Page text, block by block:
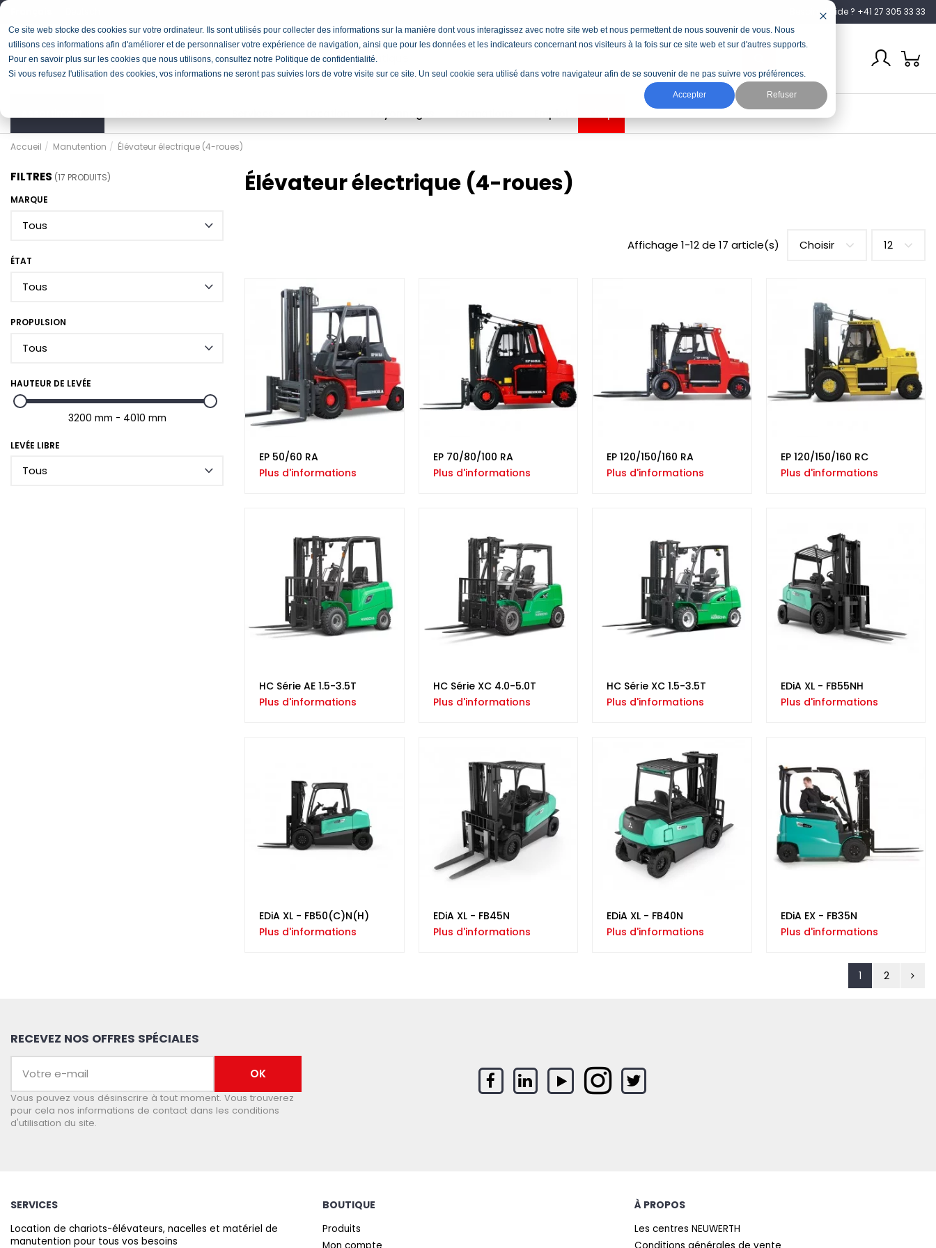
Ce site web stocke des cookies sur votre ordinateur. Ils sont utilisés pour collecter des informations sur la manière dont vous interagissez avec notre site web et nous permettent de nous souvenir de vous. Nous
utilisons ces informations afin d'améliorer et de personnaliser votre expérience de navigation, ainsi que pour les données et les indicateurs concernant nos visiteurs à la fois sur ce site web et sur d'autres supports.
Pour en savoir plus sur les cookies que nous utilisons, consultez notre Politique de confidentialité.
Si vous refusez l'utilisation des cookies, vos informations ne seront pas suivies lors de votre visite sur ce site. Un seul cookie sera utilisé dans votre navigateur afin de se souvenir de ne pas suivre vos préférences.
Accepter Refuser
Besoin d’aide ? +41 27 305 33 33
Accueil Manutention Élévateur électrique (4-roues)
Élévateur électrique (4-roues)
Affichage 1-12 de 17 article(s) Choisir 12
EP 50/60 RA
Plus d'informations
EP 70/80/100 RA
Plus d'informations
EP 120/150/160 RA
Plus d'informations
EP 120/150/160 RC
Plus d'informations
HC Série AE 1.5-3.5T
Plus d'informations
HC Série XC 4.0-5.0T
Plus d'informations
HC Série XC 1.5-3.5T
Plus d'informations
EDiA XL - FB55NH
Plus d'informations
EDiA XL - FB50(C)N(H)
Plus d'informations
EDiA XL - FB45N
Plus d'informations
EDiA XL - FB40N
Plus d'informations
EDiA EX - FB35N
Plus d'informations
1 2
FILTRES (17 PRODUITS)
MARQUE
ÉTAT
PROPULSION
HAUTEUR DE LEVÉE
3200 mm - 4010 mm
LEVÉE LIBRE
RECEVEZ NOS OFFRES SPÉCIALES
Vous pouvez vous désinscrire à tout moment. Vous trouverez
pour cela nos informations de contact dans les conditions
d'utilisation du site.
SERVICES
Location de chariots-élévateurs, nacelles et matériel de
manutention pour tous vos besoins
BOUTIQUE
Produits
À PROPOS
Les centres NEUWERTH